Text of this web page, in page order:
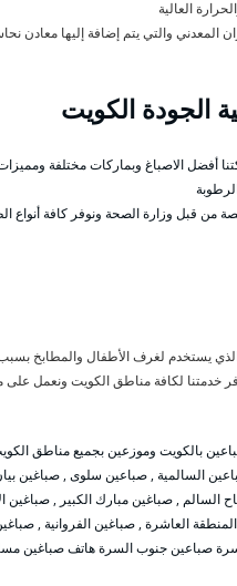
العالية
المعدني والتي يتم إضافة إليها معادن
الجودة الكويت
أفضل الاصباغ وبماركات مختلفة
من قبل وزارة الصحة ونوفر كافة أنواع
بالكويت وموزعين بجميع مناطق
السالمية , صباعين سلوى , صباغين
السالم , صباغين مبارك الكبير , صباغين
العاشرة , صباغين الفروانية ,
صباعين جنوب السرة هاتف صباغين